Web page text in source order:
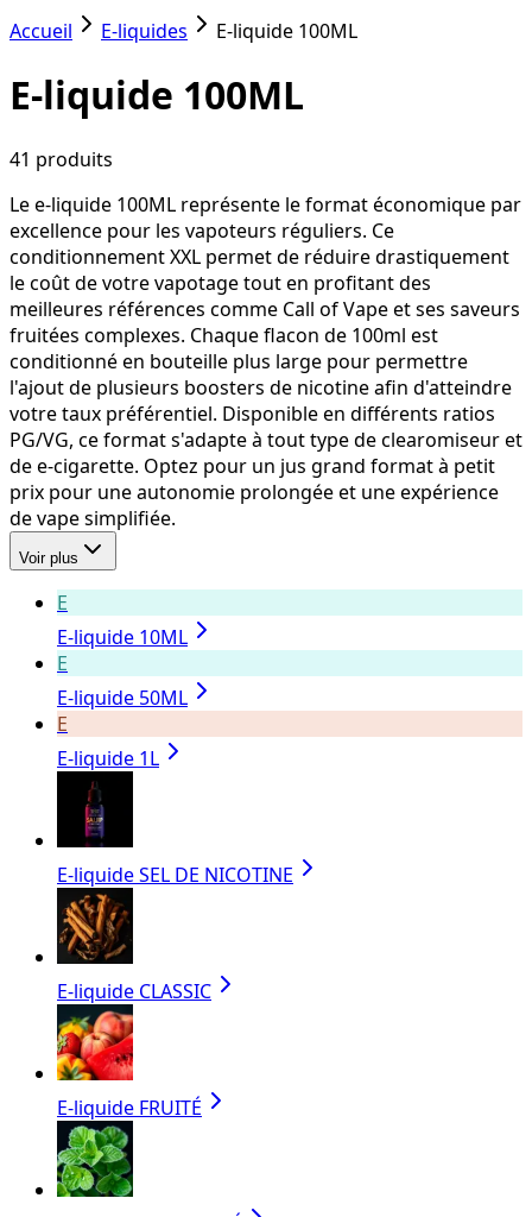
Accueil E-liquides E-liquide 100ML
E-liquide 100ML
41 produits
Le e-liquide 100ML représente le format économique par
excellence pour les vapoteurs réguliers. Ce
conditionnement XXL permet de réduire drastiquement
le coût de votre vapotage tout en profitant des
meilleures références comme Call of Vape et ses saveurs
fruitées complexes. Chaque flacon de 100ml est
conditionné en bouteille plus large pour permettre
l'ajout de plusieurs boosters de nicotine afin d'atteindre
votre taux préférentiel. Disponible en différents ratios
PG/VG, ce format s'adapte à tout type de clearomiseur et
de e-cigarette. Optez pour un jus grand format à petit
prix pour une autonomie prolongée et une expérience
de vape simplifiée.
Voir plus
E
E-liquide 10ML
E
E-liquide 50ML
E
E-liquide 1L
E-liquide SEL DE NICOTINE
E-liquide CLASSIC
E-liquide FRUITÉ